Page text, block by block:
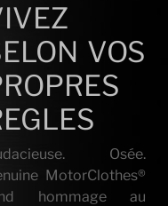
VOS
Osée.
MotorClothes®
hommage au